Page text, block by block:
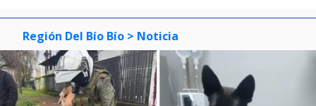
Región Del Bío Bío > Noticia